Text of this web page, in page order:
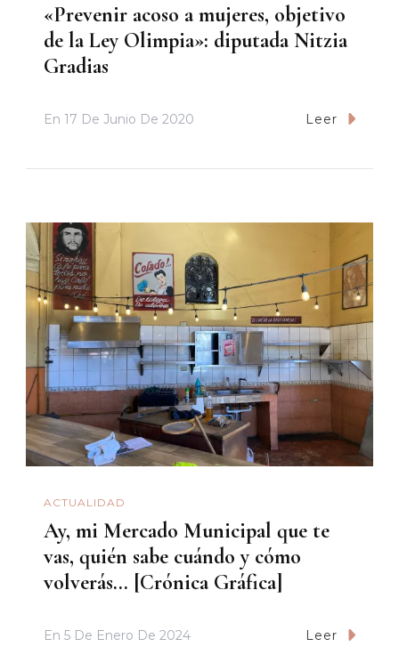
«Prevenir acoso a mujeres, objetivo
de la Ley Olimpia»: diputada Nitzia
Gradias
En 17 De Junio De 2020 Leer
ACTUALIDAD
Ay, mi Mercado Municipal que te
vas, quién sabe cuándo y cómo
volverás… [Crónica Gráfica]
En 5 De Enero De 2024 Leer